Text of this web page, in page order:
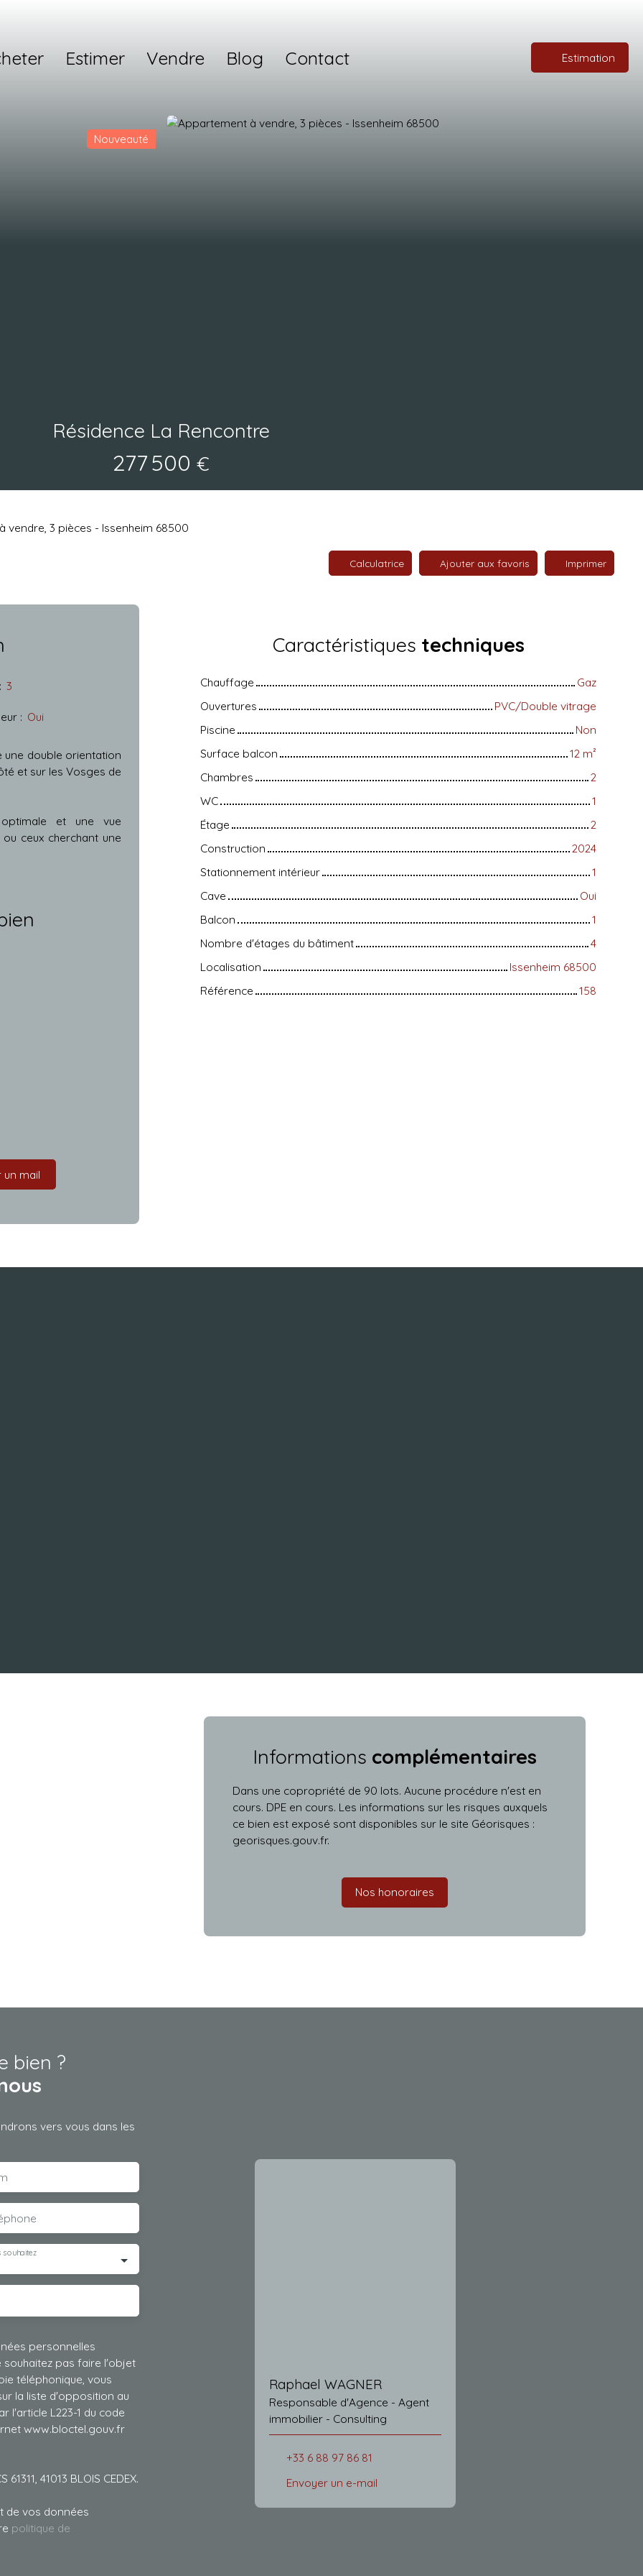
Estimer Vendre Blog Contact Estimation
Nouveauté
Résidence La Rencontre
277 500 €
vendre, 3 pièces - Issenheim 68500
Calculatrice Ajouter aux favoris Imprimer
3
: Oui
double orientation
et sur les Vosges de
et une vue
ceux cherchant une
un mail
Caractéristiques techniques
Chauffage
Gaz
Ouvertures
PVC/Double vitrage
Piscine
Non
Surface balcon
12 m²
Chambres
2
WC
1
Étage
2
Construction
2024
Stationnement intérieur
1
Cave
Oui
Balcon
1
Nombre d'étages du bâtiment
4
Localisation
Issenheim 68500
Référence
158
Informations complémentaires
Dans une copropriété de 90 lots. Aucune procédure n'est en
cours. DPE en cours. Les informations sur les risques auxquels
ce bien est exposé sont disponibles sur le site Géorisques :
georisques.gouv.fr.
Nos honoraires
bien ?
vers vous dans les
souhaitez
personnelles
souhaitez pas faire l'objet
téléphonique, vous
la liste d'opposition au
l'article L223-1 du code
www.bloctel.gouv.fr
41013 BLOIS CEDEX.
de vos données
politique de
Raphael WAGNER
Responsable d'Agence - Agent
immobilier - Consulting
+33 6 88 97 86 81
Envoyer un e-mail